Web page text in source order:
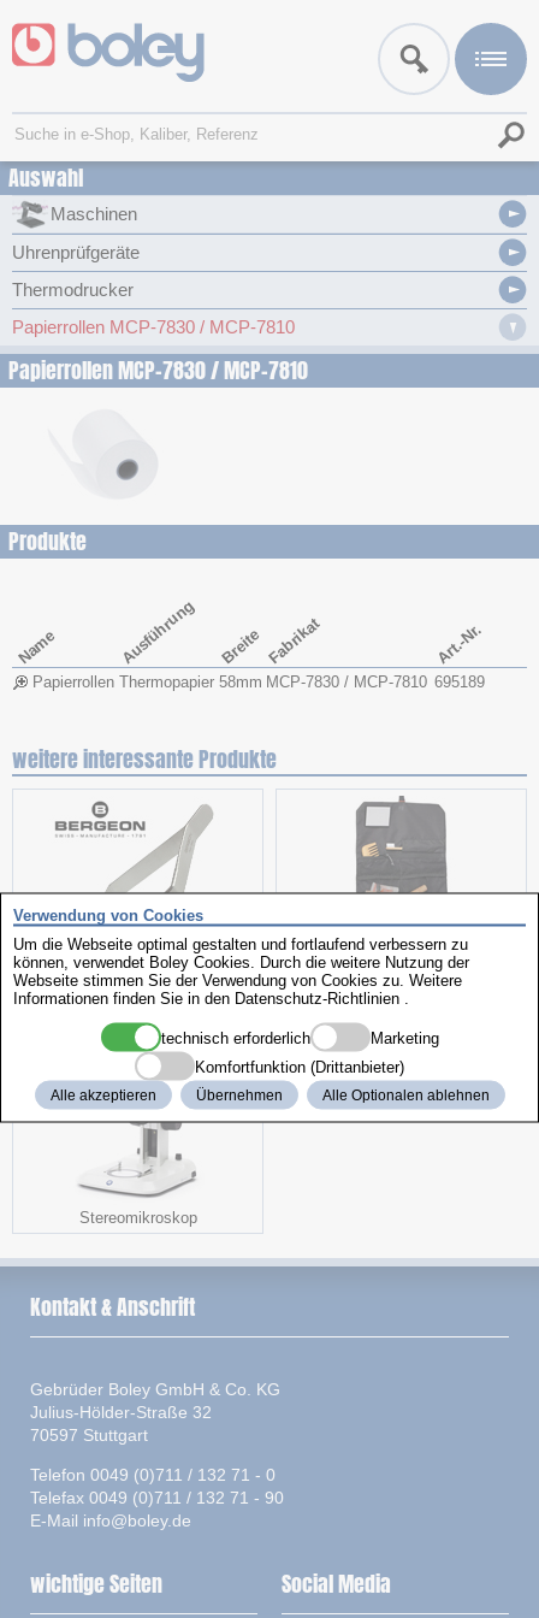
Auswahl
Maschinen
Uhrenprüfgeräte
Thermodrucker
Papierrollen MCP-7830 / MCP-7810
Papierrollen MCP-7830 / MCP-7810
Produkte
Name Ausführung Breite Fabrikat Art.-Nr.
Papierrollen Thermopapier 58mm MCP-7830 / MCP-7810 695189
weitere interessante Produkte
Federsteg-Kornzange Kulturbeutel
Stereomikroskop
Verwendung von Cookies
Um die Webseite optimal gestalten und fortlaufend verbessern zu
können, verwendet Boley Cookies. Durch die weitere Nutzung der
Webseite stimmen Sie der Verwendung von Cookies zu. Weitere
Informationen finden Sie in den Datenschutz-Richtlinien
technisch erforderlich
Marketing
Komfortfunktion (Drittanbieter)
Alle akzeptieren Übernehmen Alle Optionalen ablehnen
Kontakt & Anschrift
Gebrüder Boley GmbH & Co. KG
Julius-Hölder-Straße 32
70597 Stuttgart
Telefon 0049 (0)711 / 132 71 - 0
Telefax 0049 (0)711 / 132 71 - 90
E-Mail info@boley.de
wichtige Seiten Social Media